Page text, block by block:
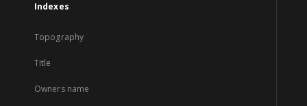
Indexes
Topography
Title
Owners name